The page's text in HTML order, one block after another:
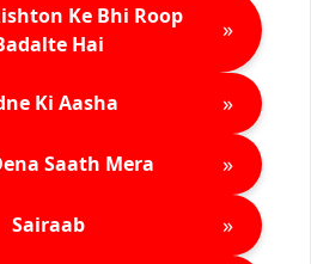
Ke Bhi Roop
Hai
»
Ki Aasha »
Saath Mera »
Sairaab »